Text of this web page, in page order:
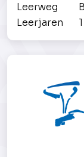
Leerweg
Leerjaren
1